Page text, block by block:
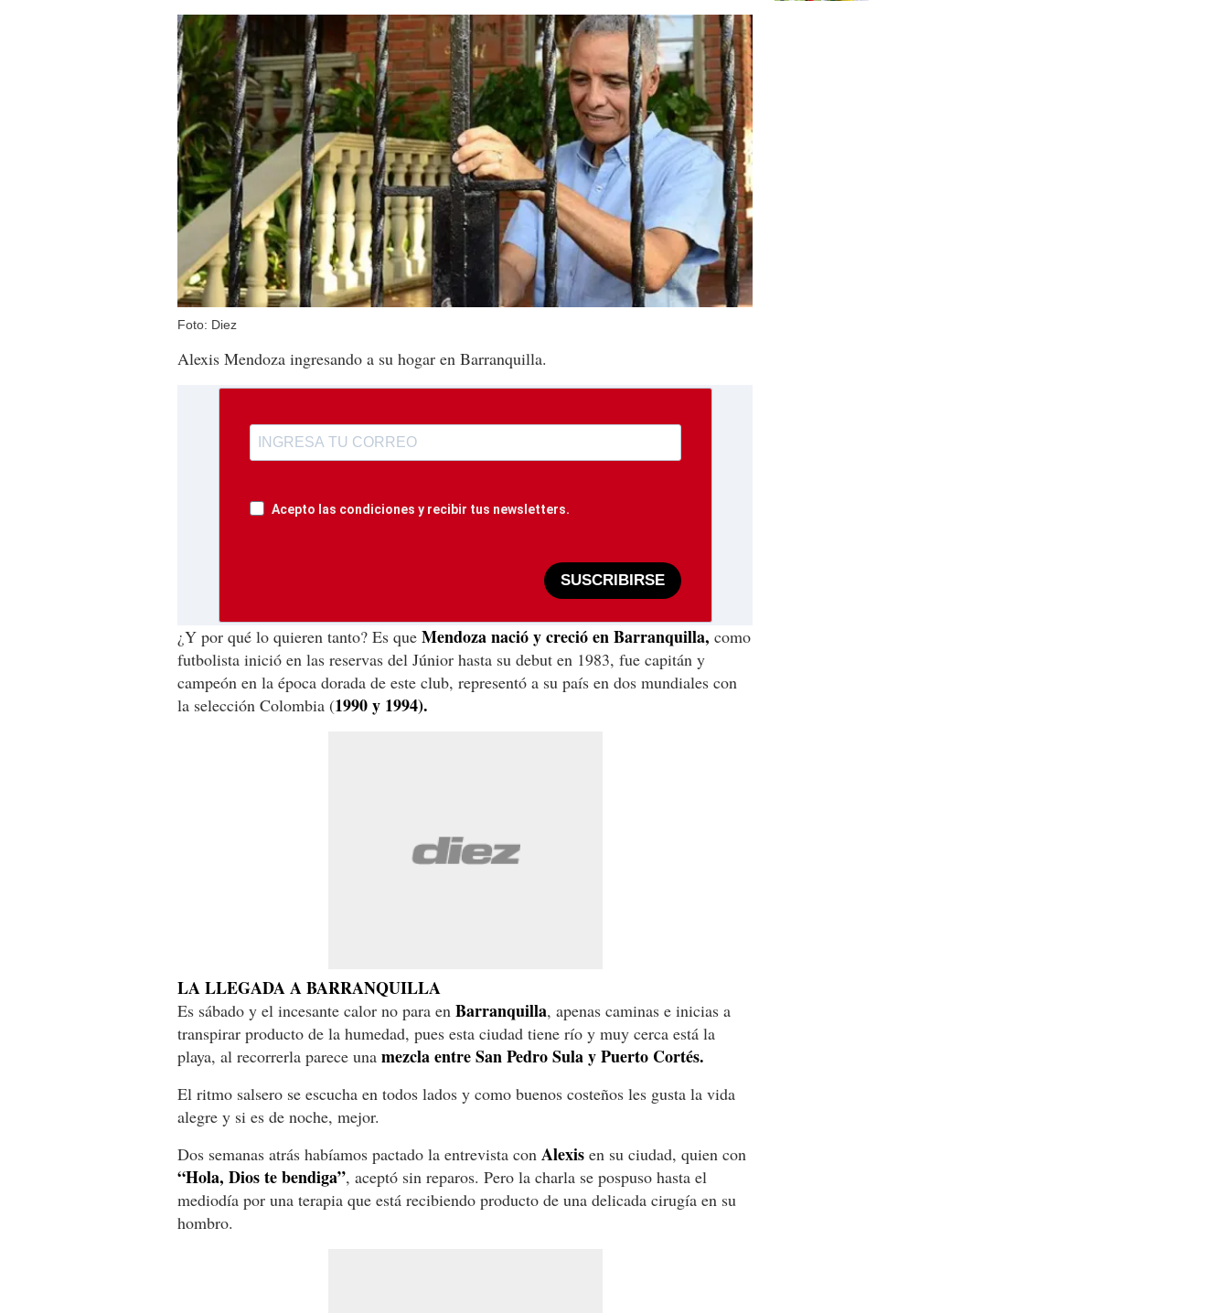
Foto: Diez
Alexis Mendoza ingresando a su hogar en Barranquilla.
Acepto las condiciones y recibir tus newsletters.
SUSCRIBIRSE
¿Y por qué lo quieren tanto? Es que Mendoza nació y creció en Barranquilla, como
futbolista inició en las reservas del Júnior hasta su debut en 1983, fue capitán y
campeón en la época dorada de este club, representó a su país en dos mundiales con
la selección Colombia (1990 y 1994).
LA LLEGADA A BARRANQUILLA
Es sábado y el incesante calor no para en Barranquilla, apenas caminas e inicias a
transpirar producto de la humedad, pues esta ciudad tiene río y muy cerca está la
playa, al recorrerla parece una mezcla entre San Pedro Sula y Puerto Cortés.
El ritmo salsero se escucha en todos lados y como buenos costeños les gusta la vida
alegre y si es de noche, mejor.
Dos semanas atrás habíamos pactado la entrevista con Alexis en su ciudad, quien con
“Hola, Dios te bendiga”, aceptó sin reparos. Pero la charla se pospuso hasta el
mediodía por una terapia que está recibiendo producto de una delicada cirugía en su
hombro.